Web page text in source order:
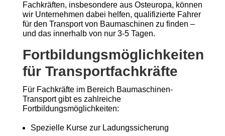
Fachkräften, insbesondere aus Osteuropa, können
wir Unternehmen dabei helfen, qualifizierte Fahrer
für den Transport von Baumaschinen zu finden –
und das innerhalb von nur 3-5 Tagen.
Fortbildungsmöglichkeiten
für Transportfachkräfte
Für Fachkräfte im Bereich Baumaschinen-
Transport gibt es zahlreiche
Fortbildungsmöglichkeiten:
Spezielle Kurse zur Ladungssicherung